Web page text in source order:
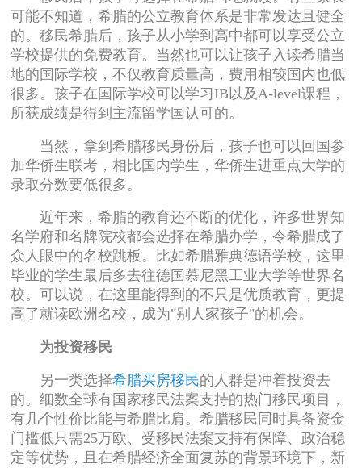
可能不知道，希腊的公立教育体系是非常发达且健全
的。移民希腊后，孩子从小学到高中都可以享受公立
学校提供的免费教育。当然也可以让孩子入读希腊当
地的国际学校，不仅教育质量高，费用相较国内也低
很多。孩子在国际学校可以学习IB以及A-level课程，
所获成绩是得到主流留学国认可的。
当然，拿到希腊移民身份后，孩子也可以回国参
加华侨生联考，相比国内学生，华侨生进重点大学的
录取分数要低很多。
近年来，希腊的教育还不断的优化，许多世界知
名学府和名牌院校都会选择在希腊办学，令希腊成了
众人眼中的名校跳板。比如希腊雅典德语学校，这里
毕业的学生最后多去往德国慕尼黑工业大学等世界名
校。可以说，在这里能得到的不只是优质教育，更提
高了就读欧洲名校，成为"别人家孩子"的机会。
为投资移民
另一类选择希腊买房移民的人群是冲着投资去
的。细数全球有国家移民法案支持的热门移民项目，
有几个性价比能与希腊比肩。希腊移民同时具备资金
门槛低只需25万欧、受移民法案支持有保障、政治稳
定等优势，且在希腊经济全面复苏的背景环境下，新